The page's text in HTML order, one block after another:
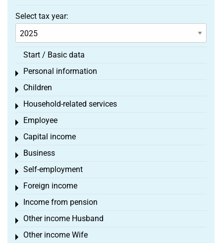
Select tax year:
Start / Basic data
Personal information
Toggle menu
Children
Toggle menu
Household-related services
Toggle menu
Employee
Toggle menu
Capital income
Toggle menu
Business
Toggle menu
Self-employment
Toggle menu
Foreign income
Toggle menu
Income from pension
Toggle menu
Other income Husband
Toggle menu
Other income Wife
Toggle menu